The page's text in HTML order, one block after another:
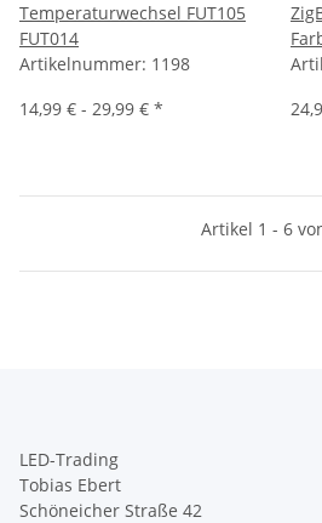
Temperaturwechsel FUT105
FUT014
Artikelnummer: 1198
14,99 € - 29,99 € *
Artikel 1 - 6
LED-Trading
Tobias Ebert
Schöneicher Straße 42